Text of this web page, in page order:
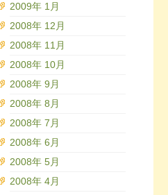
2009年 1月
2008年 12月
2008年 11月
2008年 10月
2008年 9月
2008年 8月
2008年 7月
2008年 6月
2008年 5月
2008年 4月